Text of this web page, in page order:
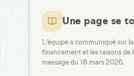
Une page se
L'équipe a communiqué sur
financement et les raisons de
message du 18 mars 2026.